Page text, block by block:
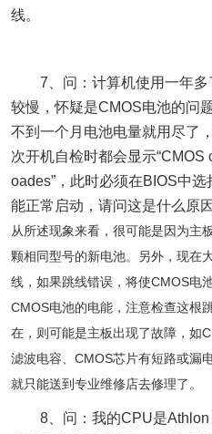
线。
7、问：计算机使用一年
较慢，怀疑是CMOS电池的问
不到一个月电池电量就用尽了
次开机自检时都会显示“CMOS
oades”，此时必须在BIOS中
能正常启动，请问这是什么原
从所述现象来看，很可能是因为主
颗相同型号的新电池。另外，现在
线，如果跳线错误，将使CMOS电
CMOS电池的电能，注意检查这根
在，则可能是主板出现了故障，如
滤波电容、 CMOS芯片有短路或漏
就只能送到专业维修店去修理了。
8、问：我的CPU是